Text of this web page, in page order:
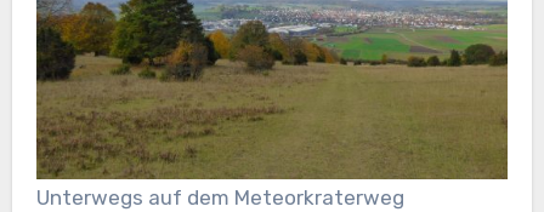
Unterwegs auf dem Meteorkraterweg